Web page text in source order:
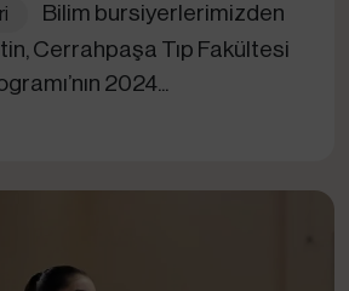
Bilim bursiyerlerimizden
Cerrahpaşa Tıp Fakültesi
2024...